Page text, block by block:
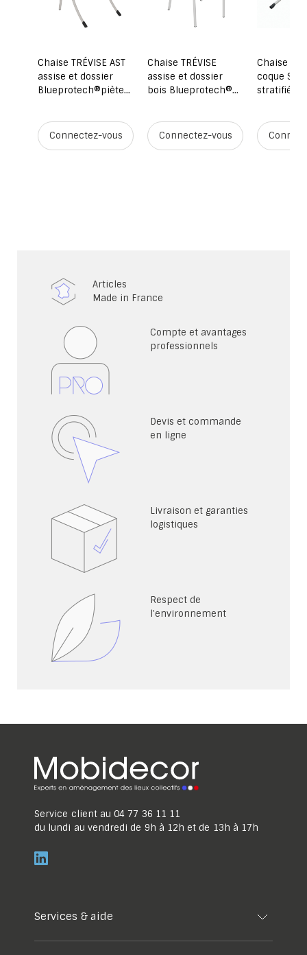
Chaise TRÉVISE AST
assise et dossier
Blueprotech®piètement
Connectez-vous
Chaise TRÉVISE
assise et dossier
bois Blueprotech®
Connectez-vous
Chaise
coque
stratifié
9006
Articles
Made in France
Compte et avantages
professionnels
Devis et commande
en ligne
Livraison et garanties
logistiques
Respect de
l'environnement
Service client au 04 77 36 11 11
du lundi au vendredi de 9h à 12h et de 13h à 17h
Services & aide